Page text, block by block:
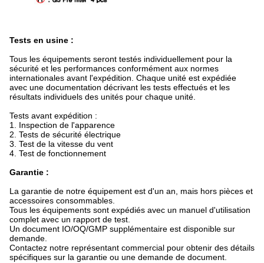
Tests en usine :
Tous les équipements seront testés individuellement pour la
sécurité et les performances conformément aux normes
internationales avant l'expédition. Chaque unité est expédiée
avec une documentation décrivant les tests effectués et les
résultats individuels des unités pour chaque unité.
Tests avant expédition :
1. Inspection de l'apparence
2. Tests de sécurité électrique
3. Test de la vitesse du vent
4. Test de fonctionnement
Garantie :
La garantie de notre équipement est d'un an, mais hors pièces et
accessoires consommables.
Tous les équipements sont expédiés avec un manuel d'utilisation
complet avec un rapport de test.
Un document IO/OQ/GMP supplémentaire est disponible sur
demande.
Contactez notre représentant commercial pour obtenir des détails
spécifiques sur la garantie ou une demande de document.